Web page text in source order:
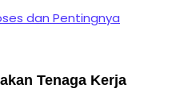
dan Pentingnya
Tenaga Kerja